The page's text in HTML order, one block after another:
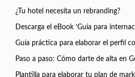
¿Tu hotel necesita un rebranding?
Descarga el eBook ‘Guía para
Guía práctica para elaborar el perfil
Paso a paso: Cómo darte de alta en
Plantilla para elaborar tu plan de